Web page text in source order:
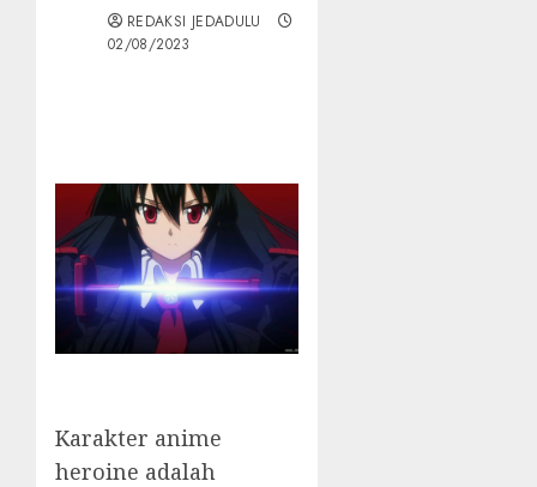
REDAKSI JEDADULU
02/08/2023
Karakter anime
heroine adalah